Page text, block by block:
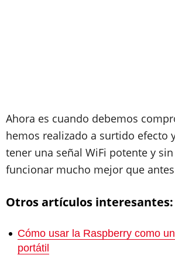
Ahora es cuando debemos
hemos realizado a surtido efecto
tener una señal WiFi potente y
funcionar mucho mejor que
Otros artículos interesantes:
Cómo usar la Raspberry como
portátil